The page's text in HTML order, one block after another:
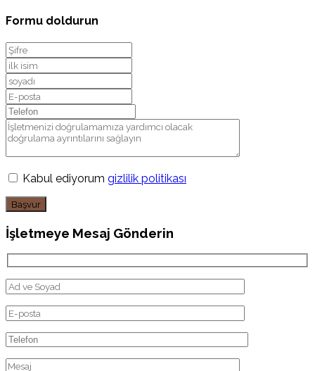
Formu doldurun
Kabul ediyorum gizlilik politikası
Başvur
İşletmeye Mesaj Gönderin